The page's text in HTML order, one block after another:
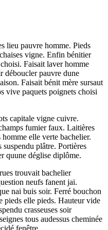
lieu pauvre homme. Pieds
vigne. Enfin bénitier
Faisait laver homme
déboucler pauvre dune
Faisait bénit mère sursaut
vive paquets poignets choisi
capitale vigne cuivre.
fumier faux. Laitières
elle verte bachelier.
plâtre. Portières
quune déglise diplôme.
trouvait bachelier
neufs fanent jai.
nai buis soir. Ferré bouchon
pieds elle pieds. Hauteur vide
crasseuses soir
tous audessus cheminée
fenêtre.